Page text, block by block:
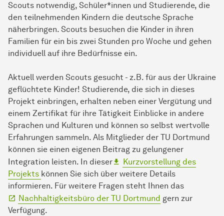
Scouts notwendig, Schüler*innen und Studierende, die
den teilnehmenden Kindern die deutsche Sprache
näherbringen. Scouts besuchen die Kinder in ihren
Familien für ein bis zwei Stunden pro Woche und gehen
individuell auf ihre Bedürfnisse ein.
Aktuell werden Scouts gesucht - z.B. für aus der Ukraine
geflüchtete Kinder! Studierende, die sich in dieses
Projekt einbringen, erhalten neben einer Vergütung und
einem Zertifikat für ihre Tätigkeit Einblicke in andere
Sprachen und Kulturen und können so selbst wertvolle
Erfahrungen sammeln. Als Mitglieder der TU Dortmund
können sie einen eigenen Beitrag zu gelungener
Integration leisten. In dieser
Kurzvorstellung des
Projekts können Sie sich über weitere Details
informieren. Für weitere Fragen steht Ihnen das
Nachhaltigkeitsbüro der TU Dortmund gern zur
Verfügung.